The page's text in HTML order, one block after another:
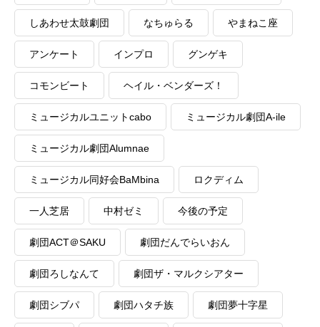
しあわせ太鼓劇団 なちゅらる やまねこ座
アンケート インプロ グンゲキ
コモンビート ヘイル・ベンダーズ！
ミュージカルユニットcabo ミュージカル劇団A-ile
ミュージカル劇団Alumnae
ミュージカル同好会BaMbina ロクディム
一人芝居 中村ゼミ 今後の予定
劇団ACT＠SAKU 劇団だんでらいおん
劇団ろしなんて 劇団ザ・マルクシアター
劇団シブパ 劇団ハタチ族 劇団夢十字星